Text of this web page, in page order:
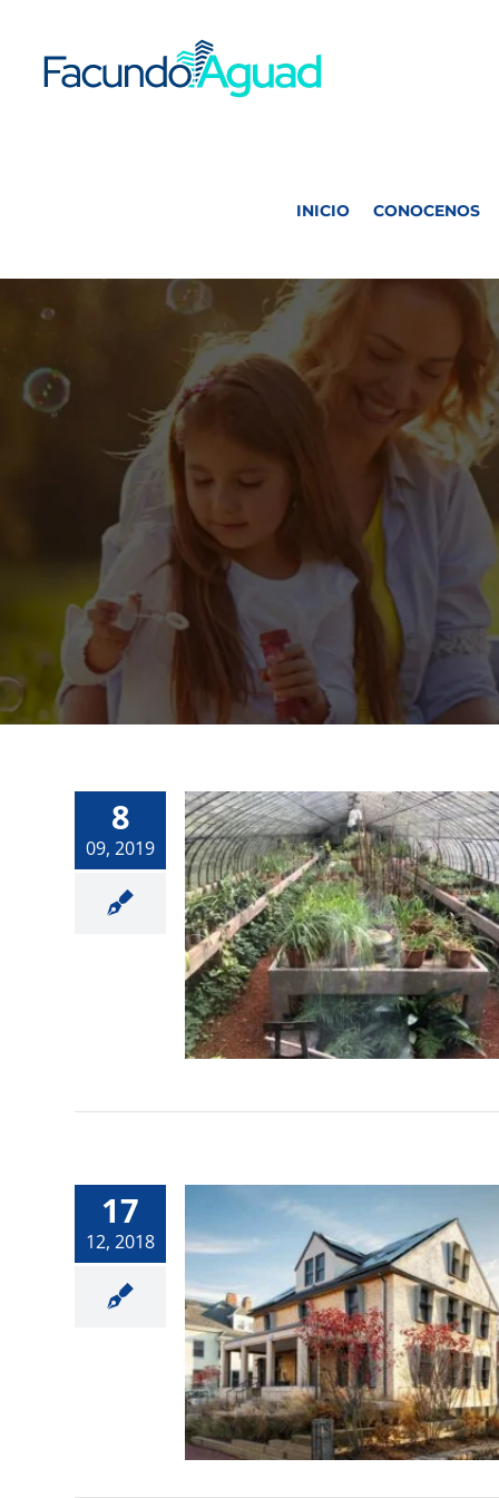
contenido
INICIO CONOCENOS
8
09, 2019
Se Acerca La
Primavera Y Te
Damos Las Tres
Claves Para Que Tus
Plantas Estén
Saludables.
17
12, 2018
Tecnología :
Desarrollan una
que no consume
energía.-